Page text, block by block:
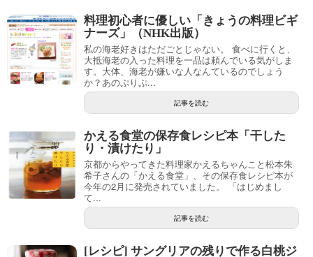
料理初心者に優しい「きょうの料理ビギ
ナーズ」（NHK出版）
私の海老好きはただごとじゃない。 食べに行くと、
大抵海老の入った料理を一品は頼んでいる気がしま
す。大体、海老が嫌いな人なんているのでしょう
か？あのぷりぷ...
記事を読む
かえる食堂の保存食レシピ本「干した
り・漬けたり」
京都からやってきた料理家かえるちゃんこと松本朱
希子さんの「かえる食堂」、その保存食レシピ本が
今年の2月に発売されていました。 「はじめまし
て...
記事を読む
[レシピ] サングリアの残りで作る白桃ジ